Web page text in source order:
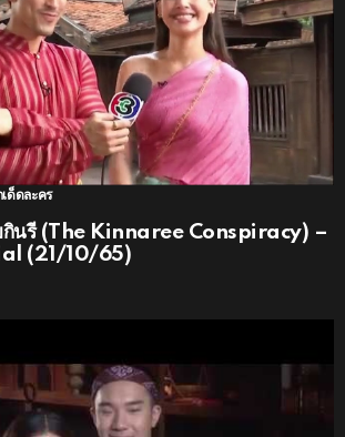
ด็ดละคร
กินรี (The Kinnaree Conspiracy) –
(21/10/65)